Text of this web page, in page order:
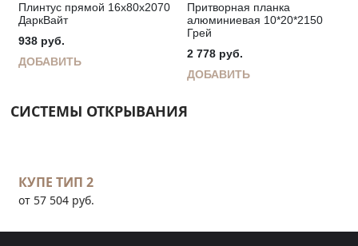
Плинтус прямой 16х80х2070
ДаркВайт
938 руб.
ДОБАВИТЬ
Притворная планка
алюминиевая 10*20*2150
Грей
2 778 руб.
ДОБАВИТЬ
СИСТЕМЫ ОТКРЫВАНИЯ
КУПЕ ТИП 2
от 57 504 руб.